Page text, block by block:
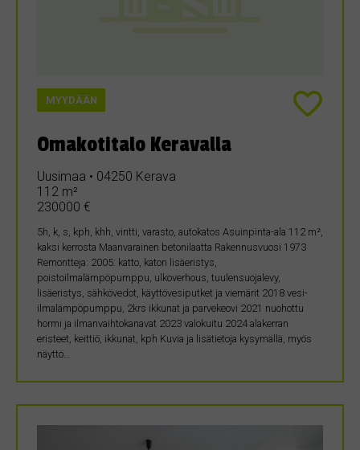
MYYDÄÄN
Omakotitalo Keravalla
Uusimaa • 04250 Kerava
112 m²
230000 €
5h, k, s, kph, khh, vintti, varasto, autokatos Asuinpinta-ala 112 m²,
kaksi kerrosta Maanvarainen betonilaatta Rakennusvuosi 1973
Remontteja: 2005: katto, katon lisäeristys,
poistoilmalämpöpumppu, ulkoverhous, tuulensuojalevy,
lisäeristys, sähkövedot, käyttövesiputket ja viemärit 2018 vesi-
ilmalämpöpumppu, 2krs ikkunat ja parvekeovi 2021 nuohottu
hormi ja ilmanvaihtokanavat 2023 valokuitu 2024 alakerran
eristeet, keittiö, ikkunat, kph Kuvia ja lisätietoja kysymällä, myös
näyttö…